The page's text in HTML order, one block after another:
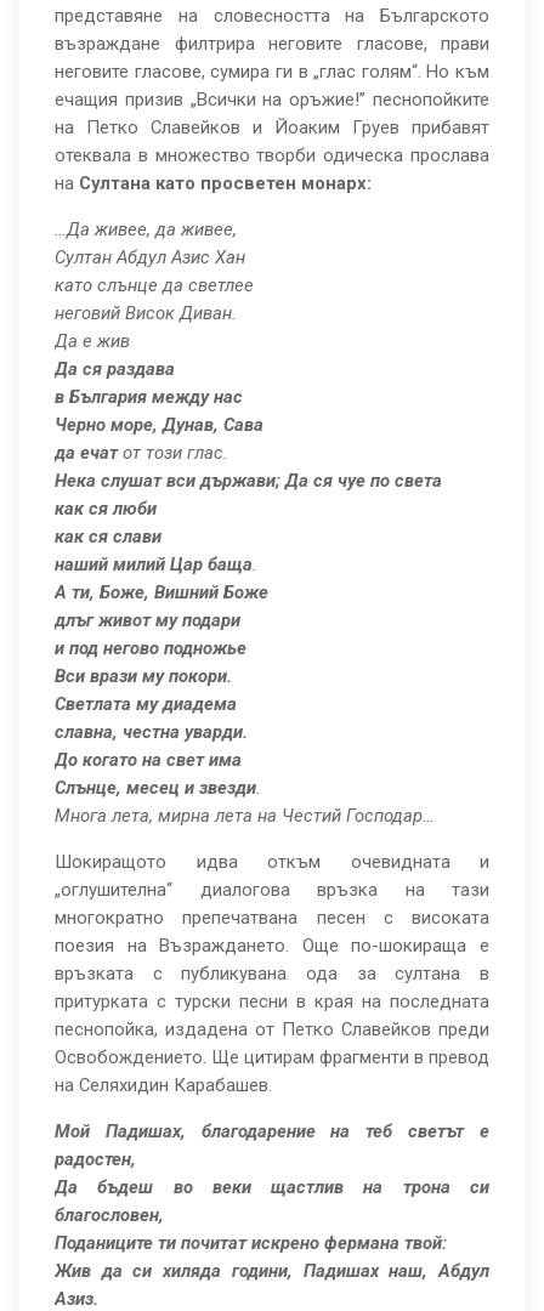
представяне на словесността на Българското
възраждане филтрира неговите гласове, прави
неговите гласове, сумира ги в „глас голям“. Но към
ечащия призив „Всички на оръжие!” песнопойките
на Петко Славейков и Йоаким Груев прибавят
отеквала в множество творби одическа прослава
на Султана като просветен монарх:
…Да живее, да живее,
Султан Абдул Азис Хан
като слънце да светлее
неговий Висок Диван.
Да е жив
Да ся раздава
в България между нас
Черно море, Дунав, Сава
да ечатот този глас.
Нека слушат вси държави; Да ся чуе по света
как ся люби
как ся слави
наший милий Цар баща.
А ти, Боже, Вишний Боже
длъг живот му подари
и под негово подножье
Вси врази му покори.
Светлата му диадема
славна, честна уварди.
До когато на свет има
Слънце, месец и звезди.
Многа лета, мирна лета на Честий Господар…
Шокиращото идва откъм очевидната и
„оглушителна“ диалогова връзка на тази
многократно препечатвана песен с високата
поезия на Възраждането. Още по-шокираща е
връзката с публикувана ода за султана в
притурката с турски песни в края на последната
песнопойка, издадена от Петко Славейков преди
Освобождението. Ще цитирам фрагменти в превод
на Селяхидин Карабашев.
Мой Падишах, благодарение на теб светът е
радостен,
Да бъдеш во веки щастлив на трона си
благословен,
Поданиците ти почитат искрено фермана твой:
Жив да си хиляда години, Падишах наш, Абдул
Азиз.